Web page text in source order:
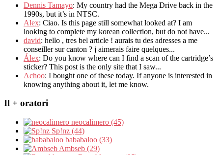
Dennis Tamayo: My country had the Mega Drive back in the
1990s, but it’s in NTSC.
Alex: Ciao. Is this page still somewhat looked at? I am
looking to complete my korean collection, but do not have...
david: hello , tres bel article ! aurais tu des adresses a me
conseiller sur canton ? j aimerais faire quelques...
Álex: Do you know where can I find a scan of the cartridge’s
sticker? This post is the only site that I saw...
Achoo: I bought one of these today. If anyone is interested in
knowing anything about it, let me know.
Il + oratori
neocalimero (45)
Sp!nz (44)
bababaloo (33)
Ambseb (29)